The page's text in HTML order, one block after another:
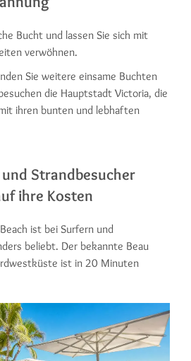
Bucht und lassen Sie sich mit
verwöhnen.
Sie weitere einsame Buchten
die Hauptstadt Victoria, die
ihren bunten und lebhaften
Strandbesucher
ihre Kosten
ist bei Surfern und
beliebt. Der bekannte Beau
ist in 20 Minuten